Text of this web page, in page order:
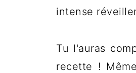
intense
Tu l'auras
recette !